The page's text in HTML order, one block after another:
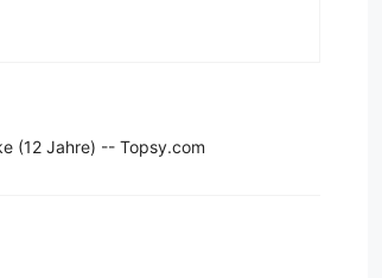
(12 Jahre) -- Topsy.com